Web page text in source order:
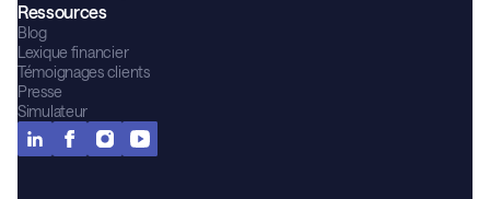
Ressources
Blog
Lexique financier
Témoignages clients
Presse
Simulateur